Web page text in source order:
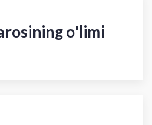
o'limi